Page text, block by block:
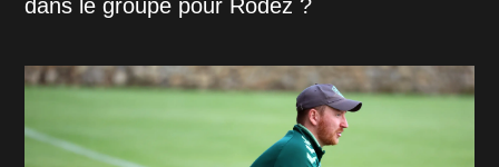
dans le groupe pour Rodez ?